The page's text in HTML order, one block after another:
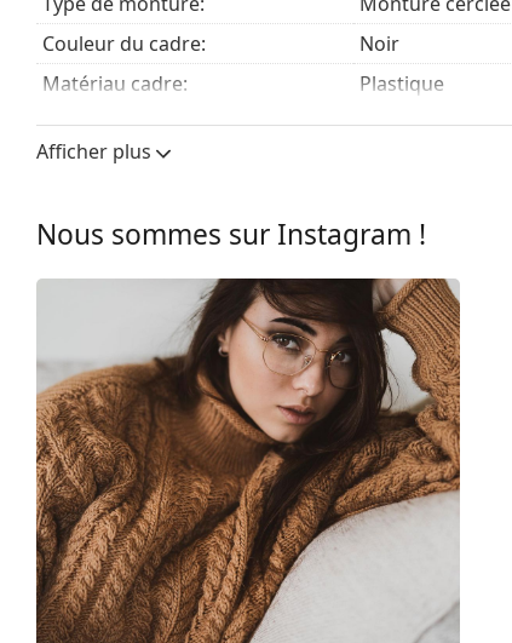
Couleur du cadre:
Noir
Matériau cadre:
Plastique
Taille:
M
Largeur:
Largeur du pont:
19 mm
Poids:
85 g
Plaquettes de nez ajustables:
Non
Charnière à ressort:
Oui
Clip-on:
Non
Accessoires
Étui:
Oui
Tissu de nettoyage:
Non
Autres
Sexe:
Pour hommes
Afficher plus
Nous sommes sur Instagram !